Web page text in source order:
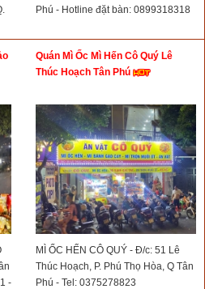
Phú - Hotline đặt bàn: 0899318318
-
Quán Mì Ốc Mì Hến Cô Quý Lê
Thúc Hoạch Tân Phú
MÌ ỐC HẾN CÔ QUÝ - Đ/c: 51 Lê
Thúc Hoạch, P. Phú Thọ Hòa, Q Tân
Phú - Tel: 0375278823